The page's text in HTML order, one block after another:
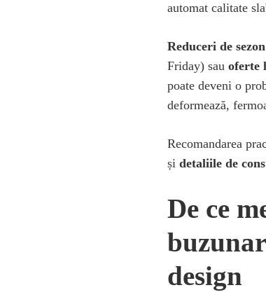
automat calitate
Reduceri de sezon
Friday) sau oferte
poate deveni o
deformează,
Recomandarea
și detaliile de
De ce
design